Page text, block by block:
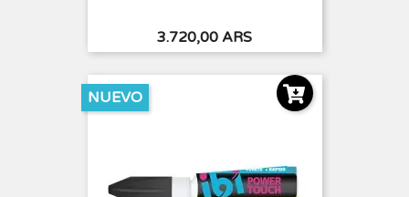
Precio
3.720,00 ARS
NUEVO